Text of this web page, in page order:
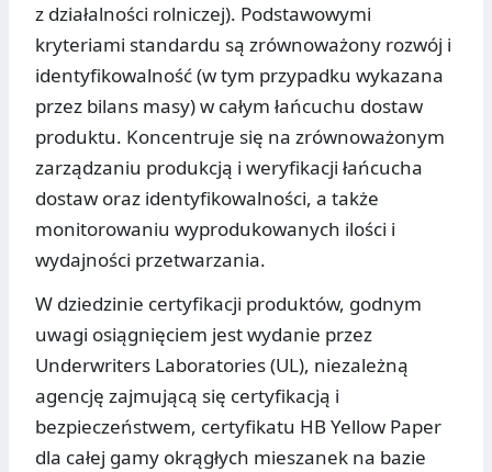
z działalności rolniczej). Podstawowymi
kryteriami standardu są zrównoważony rozwój i
identyfikowalność (w tym przypadku wykazana
przez bilans masy) w całym łańcuchu dostaw
produktu. Koncentruje się na zrównoważonym
zarządzaniu produkcją i weryfikacji łańcucha
dostaw oraz identyfikowalności, a także
monitorowaniu wyprodukowanych ilości i
wydajności przetwarzania.
W dziedzinie certyfikacji produktów, godnym
uwagi osiągnięciem jest wydanie przez
Underwriters Laboratories (UL), niezależną
agencję zajmującą się certyfikacją i
bezpieczeństwem, certyfikatu HB Yellow Paper
dla całej gamy okrągłych mieszanek na bazie